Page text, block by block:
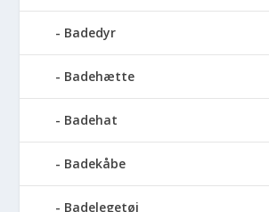
Badedyr
Badehætte
Badehat
Badekåbe
Badelegetøj